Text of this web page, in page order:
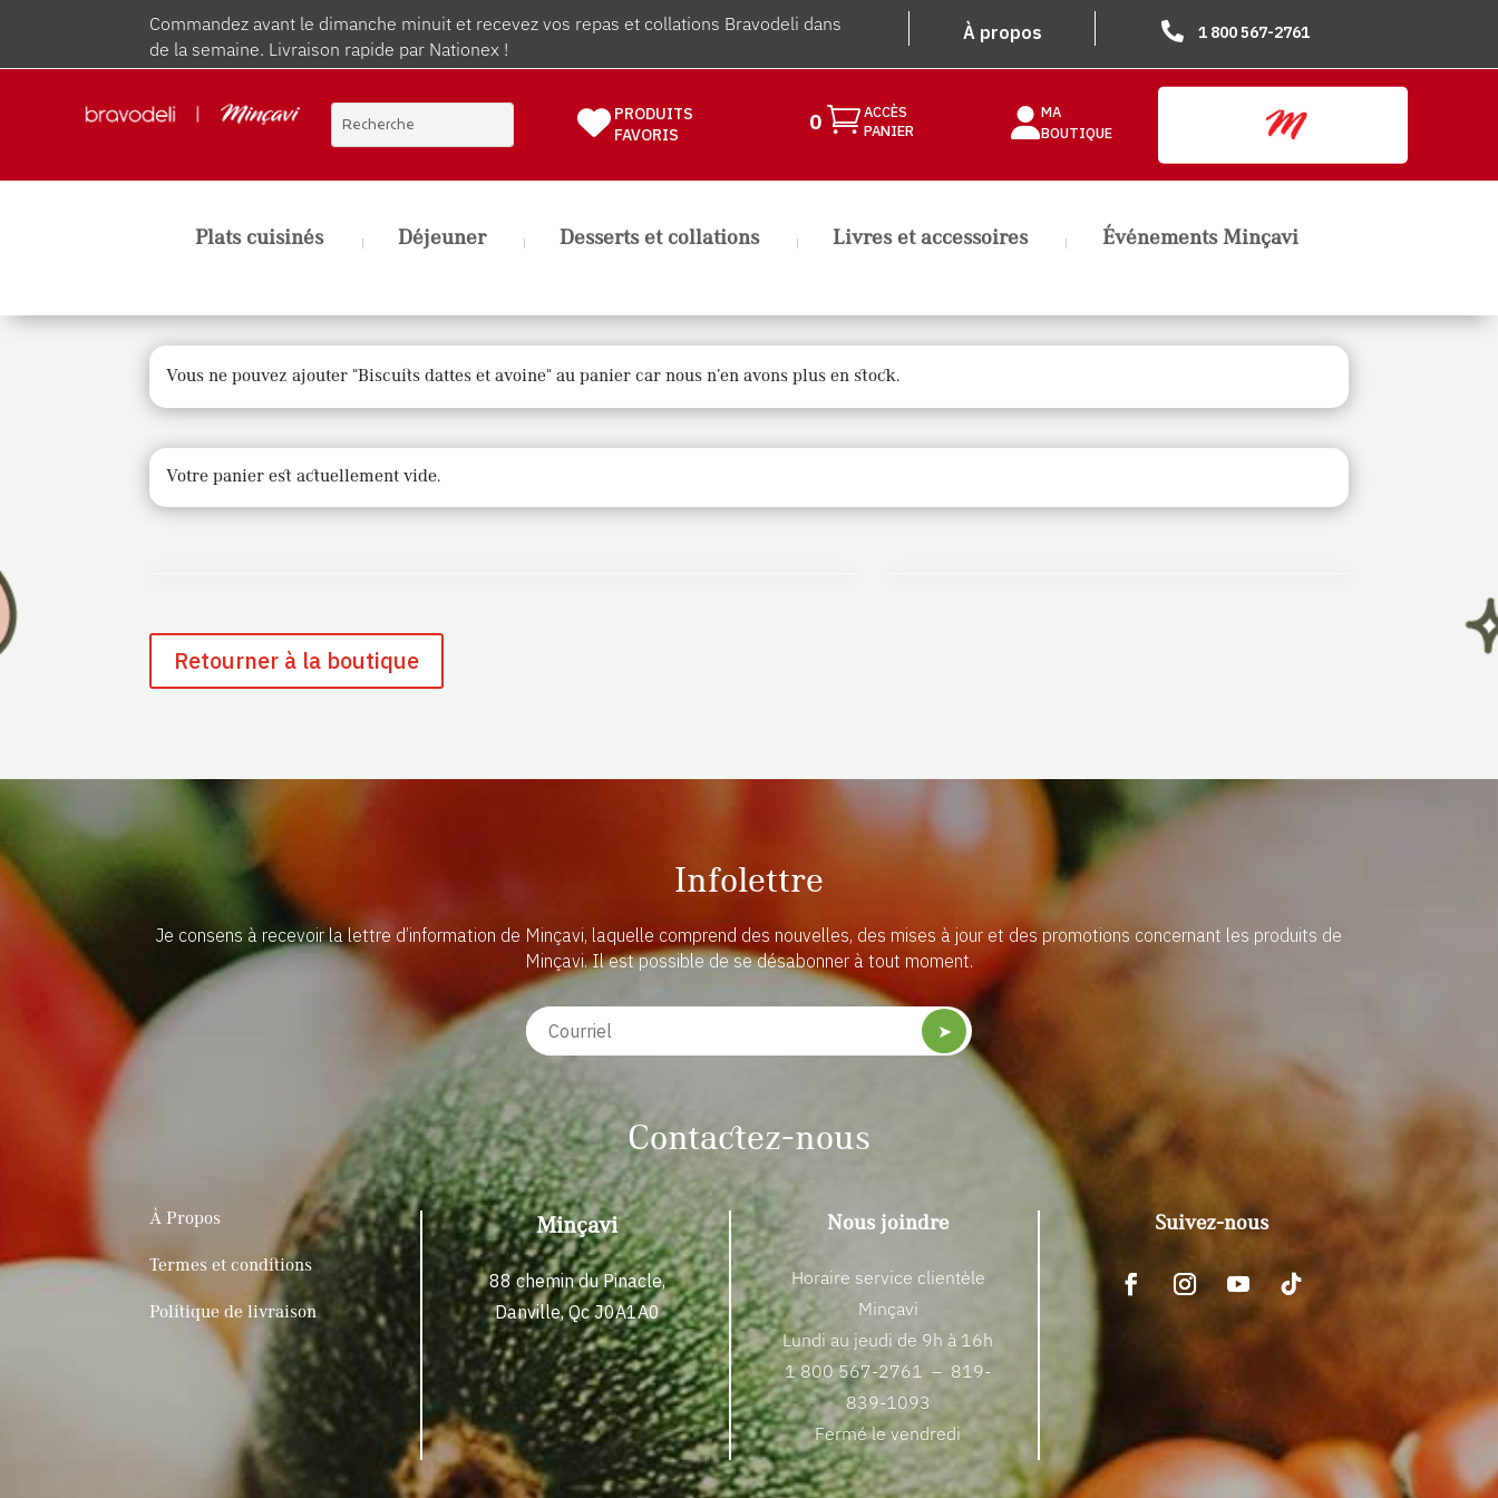
Commandez avant le dimanche minuit et recevez vos repas et collations Bravodeli dans
de la semaine. Livraison rapide par Nationex !
À propos  1 800 567-2761
 PRODUITS
FAVORIS
ACCÈS
PANIER
0 MA
BOUTIQUE
Plats cuisinés Déjeuner Desserts et collations Livres et accessoires Événements Minçavi
Vous ne pouvez ajouter "Biscuits dattes et avoine" au panier car nous n’en avons plus en stock.
Votre panier est actuellement vide.
Retourner à la boutique
Infolettre
Je consens à recevoir la lettre d’information de Minçavi, laquelle comprend des nouvelles, des mises à jour et des promotions concernant les produits de
Minçavi. Il est possible de se désabonner à tout moment.
➤
Contactez-nous
À Propos
Termes et conditions
Politique de livraison
Minçavi
88 chemin du Pinacle,
Danville, Qc J0A1A0
Nous joindre
Horaire service clientèle
Minçavi
Lundi au jeudi de 9h à 16h
1 800 567-2761 – 819-
839-1093
Fermé le vendredi
Suivez-nous